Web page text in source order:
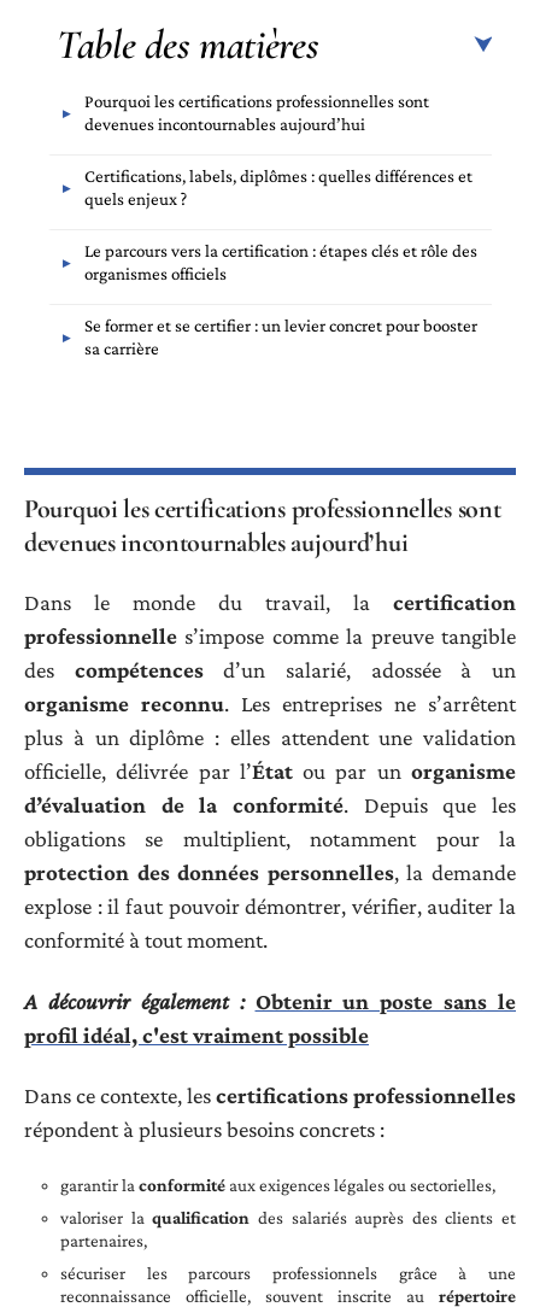
Table des matières
Pourquoi les certifications professionnelles sont
devenues incontournables aujourd’hui
Certifications, labels, diplômes : quelles différences et
quels enjeux ?
Le parcours vers la certification : étapes clés et rôle des
organismes officiels
Se former et se certifier : un levier concret pour booster
sa carrière
Pourquoi les certifications professionnelles sont
devenues incontournables aujourd’hui
Dans le monde du travail, la certification
professionnelle s’impose comme la preuve tangible
des compétencesd’un salarié, adossée à un
organisme reconnu. Les entreprises ne s’arrêtent
plus à un diplôme : elles attendent une validation
officielle, délivrée par l’Étatou par unorganisme
d’évaluation de la conformité. Depuis que les
obligations se multiplient, notamment pour la
protection des données personnelles, la demande
explose : il faut pouvoir démontrer, vérifier, auditer la
conformité à tout moment.
A découvrir également : Obtenir un poste sans le
profil idéal, c'est vraiment possible
Dans ce contexte, lescertifications professionnelles
répondent à plusieurs besoins concrets :
garantir la conformité aux exigences légales ou sectorielles,
valoriser laqualification des salariés auprès des clients et
partenaires,
sécuriser les parcours professionnels grâce à une
reconnaissance officielle, souvent inscrite au répertoire